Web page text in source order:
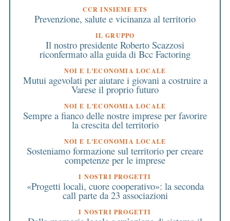
CCR INSIEME ETS
Prevenzione, salute e vicinanza al territorio
IL GRUPPO
Il nostro presidente Roberto Scazzosi
riconfermato alla guida di Bcc Factoring
NOI E L'ECONOMIA LOCALE
Mutui agevolati per aiutare i giovani a costruire a
Varese il proprio futuro
NOI E L'ECONOMIA LOCALE
Sempre a fianco delle nostre imprese per favorire
la crescita del territorio
NOI E L'ECONOMIA LOCALE
Sosteniamo formazione sul territorio per creare
competenze per le imprese
I NOSTRI PROGETTI
«Progetti locali, cuore cooperativo»: la seconda
call parte da 23 associazioni
I NOSTRI PROGETTI